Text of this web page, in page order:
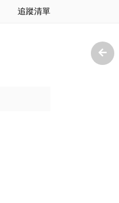
追蹤清單